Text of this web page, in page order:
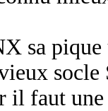
sa
il faut